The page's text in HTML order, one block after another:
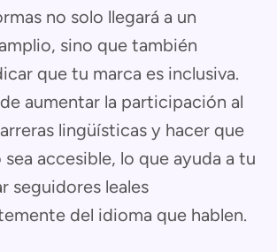
no solo llegará a un
sino que también
que tu marca es inclusiva.
aumentar la participación al
lingüísticas y hacer que
accesible, lo que ayuda a tu
seguidores leales
del idioma que hablen.